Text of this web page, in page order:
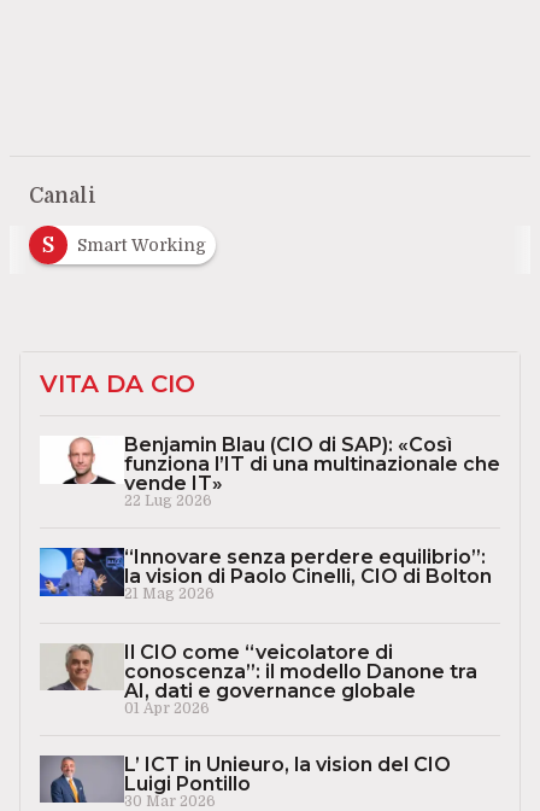
Canali
S Smart Working
VITA DA CIO
Benjamin Blau (CIO di SAP): «Così
funziona l’IT di una multinazionale che
vende IT»
22 Lug 2026
“Innovare senza perdere equilibrio”:
la vision di Paolo Cinelli, CIO di Bolton
21 Mag 2026
Il CIO come “veicolatore di
conoscenza”: il modello Danone tra
AI, dati e governance globale
01 Apr 2026
L’ ICT in Unieuro, la vision del CIO
Luigi Pontillo
30 Mar 2026